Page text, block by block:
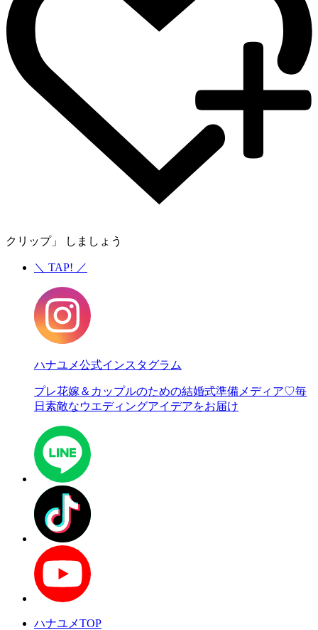
クリップ」 しましょう
＼ TAP! ／
ハナユメ公式インスタグラム
プレ花嫁＆カップルのための結婚式準備メディア♡毎
日素敵なウエディングアイデアをお届け
ハナユメTOP